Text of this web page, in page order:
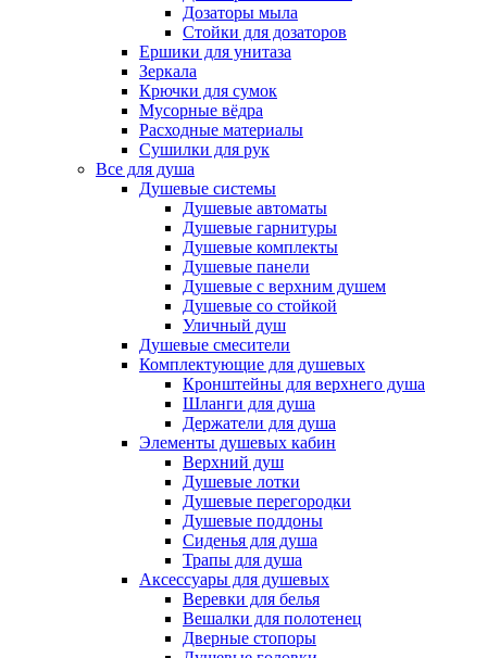
Дозаторы мыла
Стойки для дозаторов
Ершики для унитаза
Зеркала
Крючки для сумок
Мусорные вёдра
Расходные материалы
Сушилки для рук
Все для душа
Душевые системы
Душевые автоматы
Душевые гарнитуры
Душевые комплекты
Душевые панели
Душевые с верхним душем
Душевые со стойкой
Уличный душ
Душевые смесители
Комплектующие для душевых
Кронштейны для верхнего душа
Шланги для душа
Держатели для душа
Элементы душевых кабин
Верхний душ
Душевые лотки
Душевые перегородки
Душевые поддоны
Сиденья для душа
Трапы для душа
Аксессуары для душевых
Веревки для белья
Вешалки для полотенец
Дверные стопоры